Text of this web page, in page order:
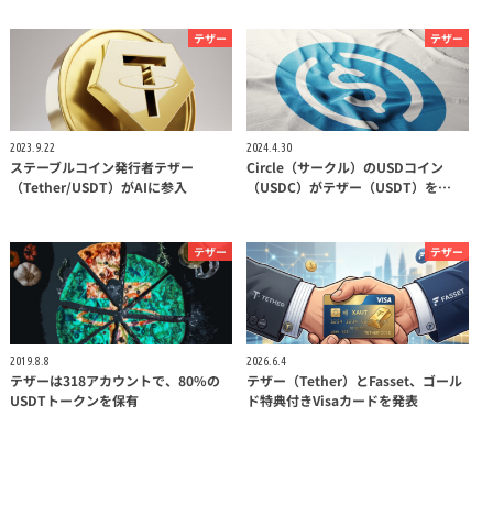
テザー
2023.9.22
ステーブルコイン発行者テザー
（Tether/USDT）がAIに参入
テザー
2024.4.30
Circle（サークル）のUSDコイン
（USDC）がテザー（USDT）を…
テザー
2019.8.8
テザーは318アカウントで、80%の
USDTトークンを保有
テザー
2026.6.4
テザー（Tether）とFasset、ゴール
ド特典付きVisaカードを発表